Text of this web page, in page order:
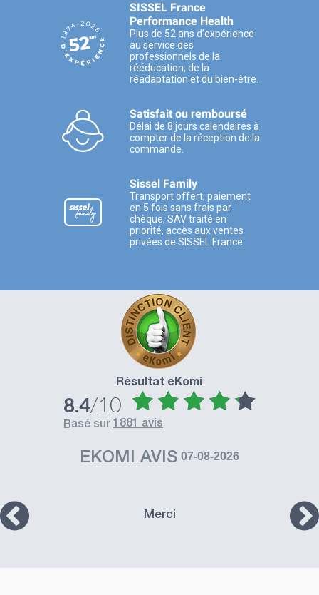
SISSEL France
Performance Health
Plus de 52 ans d’expérience
au service des
professionnels de la
rééducation, de la
réadaptation et du bien-être.
Satisfait ou remboursé
Délai de 8 jours calendaires à
compter de la réception de la
commande.
Sissel Family
Transport offert, paiement
en 5 fois sans frais par
chèque, SAV traité en
priorité, accès aux ventes
privées de SISSEL France.
Résultat eKomi
8.4/10
basé sur 1881 avis
EKOMI AVIS 07-08-2026
Merci